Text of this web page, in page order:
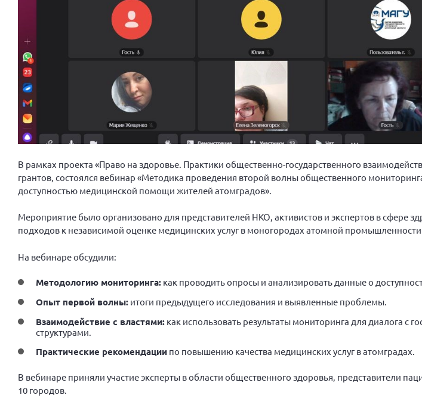
В рамках проекта «Право на здоровье. Практики общественно-государственного
грантов, состоялся вебинар «Методика проведения второй волны общественного
доступностью медицинской помощи жителей атомградов».
Мероприятие было организовано для представителей НКО, активистов и экспертов в сфере
подходов к независимой оценке медицинских услуг в моногородах атомной
На вебинаре обсудили:
Методологию мониторинга: как проводить опросы и анализировать данные о
Опыт первой волны: итоги предыдущего исследования и выявленные проблемы.
Взаимодействие с властями: как использовать результаты мониторинга для диалога с
структурами.
Практические рекомендации по повышению качества медицинских услуг в атомградах.
В вебинаре приняли участие эксперты в области общественного здоровья, представители
10 городов.